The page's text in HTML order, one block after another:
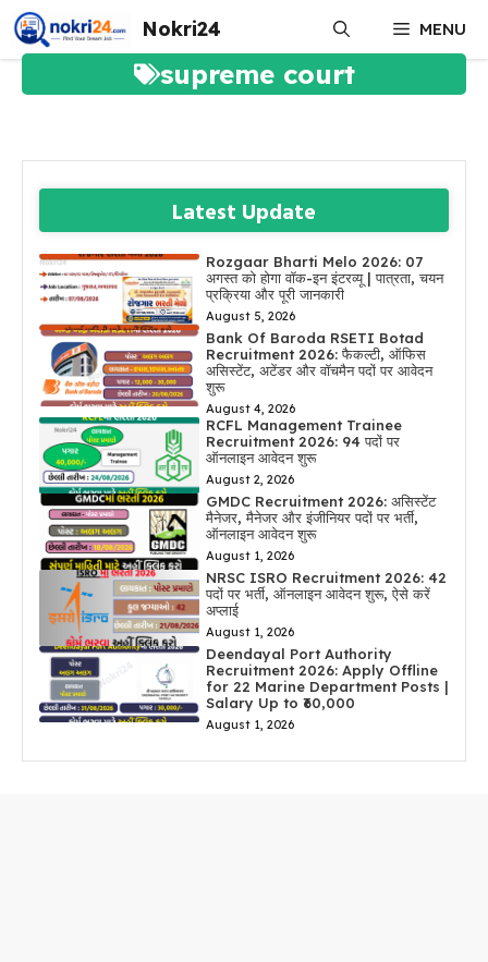
Skip
to
content
Nokri24 MENU
supreme court
Latest Update
Rozgaar Bharti Melo 2026: 07
अगस्त को होगा वॉक-इन इंटरव्यू | पात्रता, चयन
प्रक्रिया और पूरी जानकारी
August 5, 2026
Bank Of Baroda RSETI Botad
Recruitment 2026: फैकल्टी, ऑफिस
असिस्टेंट, अटेंडर और वॉचमैन पदों पर आवेदन
शुरू
August 4, 2026
RCFL Management Trainee
Recruitment 2026: 94 पदों पर
ऑनलाइन आवेदन शुरू
August 2, 2026
GMDC Recruitment 2026: असिस्टेंट
मैनेजर, मैनेजर और इंजीनियर पदों पर भर्ती,
ऑनलाइन आवेदन शुरू
August 1, 2026
NRSC ISRO Recruitment 2026: 42
पदों पर भर्ती, ऑनलाइन आवेदन शुरू, ऐसे करें
अप्लाई
August 1, 2026
Deendayal Port Authority
Recruitment 2026: Apply Offline
for 22 Marine Department Posts |
Salary Up to ₹60,000
August 1, 2026